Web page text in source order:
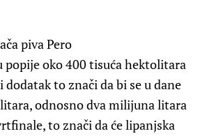
pivaPero
oko 400 tisuća hektolitara
to znači da bi se u dane
odnosno dva milijuna litara
to znači da će lipanjska